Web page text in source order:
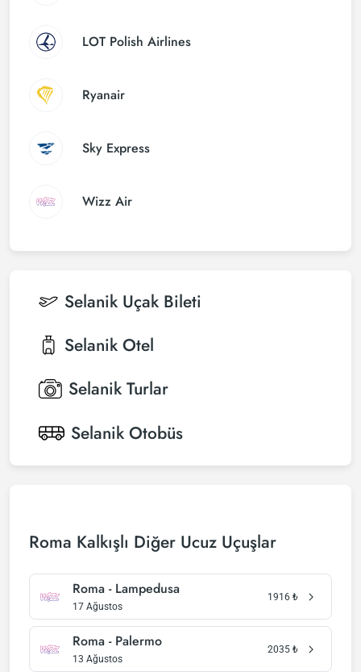
LOT Polish Airlines
Ryanair
Sky Express
Wizz Air
Selanik Uçak Bileti
Selanik Otel
Selanik Turlar
Selanik Otobüs
Roma Kalkışlı Diğer Ucuz Uçuşlar
Roma - Lampedusa
17 Ağustos
1916 ₺
Roma - Palermo
13 Ağustos
2035 ₺